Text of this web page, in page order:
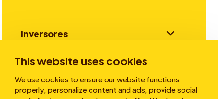
This website uses cookies
We use cookies to ensure our website functions
properly, personalize content and ads, provide social
Inversores